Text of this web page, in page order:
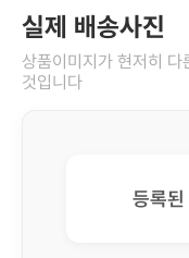
실제 배송사진
상품이미지가 현저히
것입니다
등록